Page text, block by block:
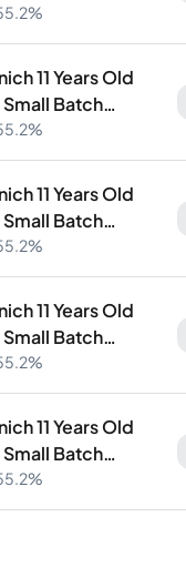
11 Years Old
Batch
11 Years Old
Batch
11 Years Old
Batch
11 Years Old
Batch